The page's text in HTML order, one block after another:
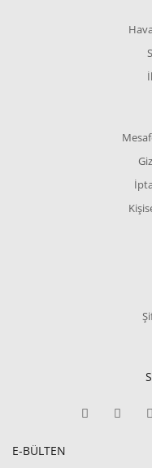
E-BÜLTEN